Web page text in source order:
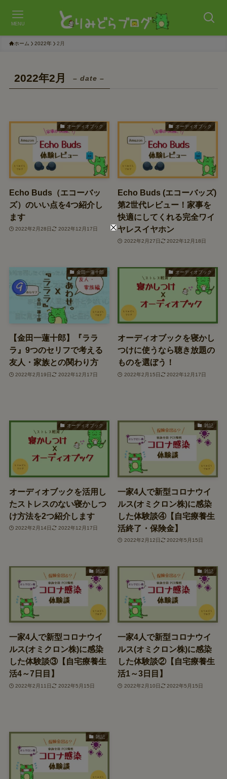
MENU
ホーム 2022年 2月
2022年2月 – date –
オーディオブック
Echo Buds（エコーバッ
ズ）のいい点を4つ紹介し
ます
2022年2月28日 2022年12月17日
オーディオブック
Echo Buds (エコーバッズ)
第2世代レビュー！家事を
快適にしてくれる完全ワイ
ヤレスイヤホン
2022年2月27日 2022年12月18日
金田一蓮十郎
【金田一蓮十郎】『ララ
ラ』9つのセリフで考える
友人・家族との関わり方
2022年2月19日 2022年12月17日
オーディオブック
オーディオブックを寝かし
つけに使うなら聴き放題の
ものを選ぼう！
2022年2月15日 2022年12月17日
オーディオブック
オーディオブックを活用し
たストレスのない寝かしつ
け方法を2つ紹介します
2022年2月14日 2022年12月17日
雑記
一家4人で新型コロナウイ
ルス(オミクロン株)に感染
した体験談④【自宅療養生
活終了・保険金】
2022年2月12日 2022年5月15日
雑記
一家4人で新型コロナウイ
ルス(オミクロン株)に感染
した体験談③【自宅療養生
活4～7日目】
2022年2月11日 2022年5月15日
雑記
一家4人で新型コロナウイ
ルス(オミクロン株)に感染
した体験談②【自宅療養生
活1～3日目】
2022年2月10日 2022年5月15日
雑記